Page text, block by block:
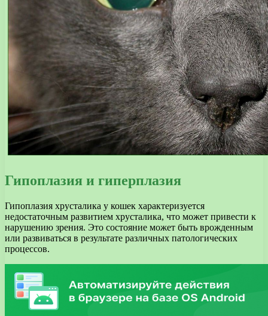
Гипоплазия и гиперплазия
Гипоплазия хрусталика у кошек характеризуется
недостаточным развитием хрусталика, что может привести к
нарушению зрения. Это состояние может быть врожденным
или развиваться в результате различных патологических
процессов.